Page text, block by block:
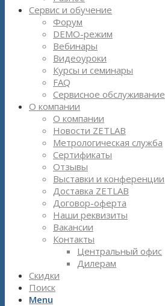
Сервис и обучение
Форум
DEMO-режим
Вебинары
Видеоуроки
Курсы и семинары
FAQ
Сервисное обслуживание
О компании
О компании
Новости ZETLAB
Метрологическая служба
Сертификаты
Отзывы
Выставки и конференции
Доставка ZETLAB
Договор-оферта
Наши реквизиты
Вакансии
Контакты
Центральный офис
Дилерам
Скидки
Поиск
Menu